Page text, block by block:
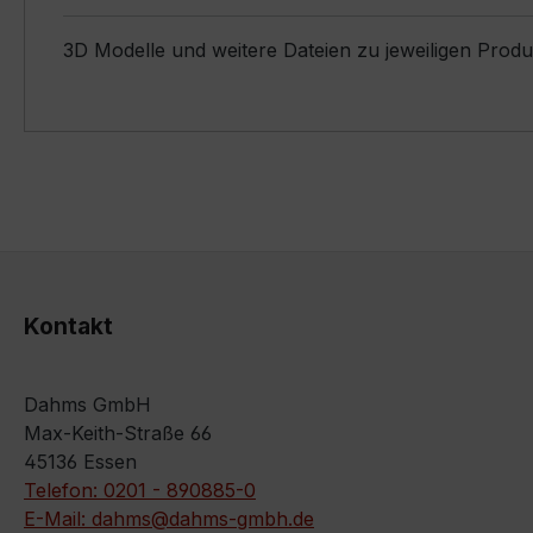
3D Modelle und weitere Dateien zu jeweiligen
Kontakt
Dahms GmbH
Max-Keith-Straße 66
45136 Essen
Telefon: 0201 - 890885-0
E-Mail: dahms@dahms-gmbh.de